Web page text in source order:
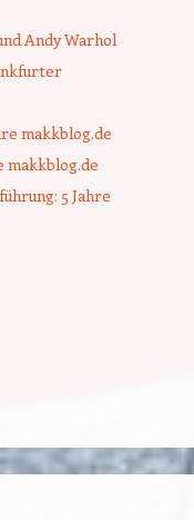
Andy Warhol
makkblog.de
makkblog.de
5 Jahre